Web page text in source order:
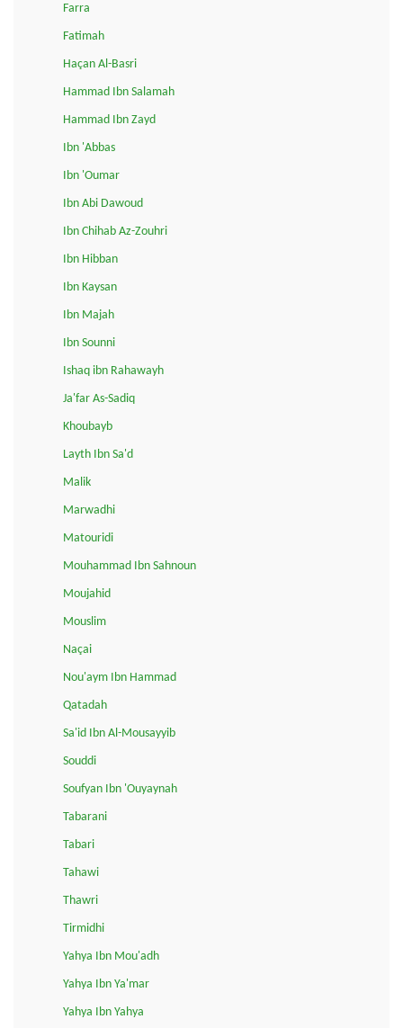
Farra
Fatimah
Haçan Al-Basri
Hammad Ibn Salamah
Hammad Ibn Zayd
Ibn 'Abbas
Ibn 'Oumar
Ibn Abi Dawoud
Ibn Chihab Az-Zouhri
Ibn Hibban
Ibn Kaysan
Ibn Majah
Ibn Sounni
Ishaq ibn Rahawayh
Ja'far As-Sadiq
Khoubayb
Layth Ibn Sa'd
Malik
Marwadhi
Matouridi
Mouhammad Ibn Sahnoun
Moujahid
Mouslim
Naçai
Nou'aym Ibn Hammad
Qatadah
Sa'id Ibn Al-Mousayyib
Souddi
Soufyan Ibn 'Ouyaynah
Tabarani
Tabari
Tahawi
Thawri
Tirmidhi
Yahya Ibn Mou'adh
Yahya Ibn Ya'mar
Yahya Ibn Yahya